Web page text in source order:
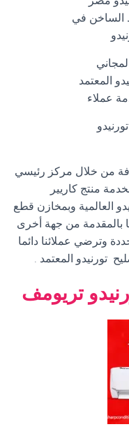
الساخن في
المعتمد
عملاء
من خلال مركز رئيسي
منتج كاريير
العالمية وبمخازن قطع
بالمقدمة من جهة أخرى
وترضي عملائنا دائما
تورنيدو المعتمد .
تريومف